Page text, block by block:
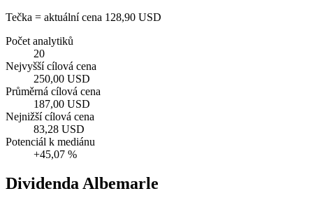
Tečka = aktuální cena 128,90 USD
Počet analytiků
20
Nejvyšší cílová cena
250,00 USD
Průměrná cílová cena
187,00 USD
Nejnižší cílová cena
83,28 USD
Potenciál k mediánu
+45,07 %
Dividenda Albemarle